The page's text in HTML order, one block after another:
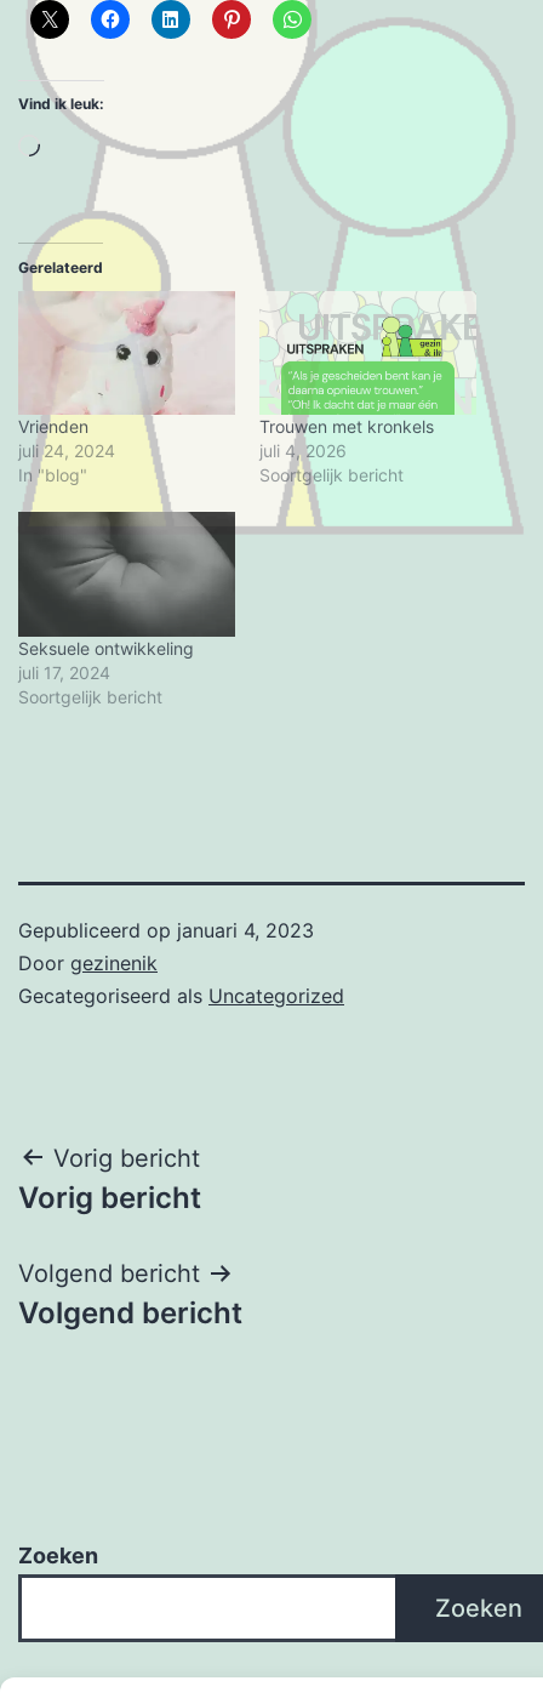
Vind ik leuk:
Aan
laden...
Gerelateerd
Vrienden
juli 24, 2024
In "blog"
Trouwen met kronkels
juli 4, 2026
Soortgelijk bericht
Seksuele ontwikkeling
juli 17, 2024
Soortgelijk bericht
Gepubliceerd op januari 4, 2023
Door gezinenik
Gecategoriseerd als Uncategorized
Bericht
navigatie
Vorig bericht
Vorig bericht
Volgend bericht
Volgend bericht
Zoeken
Zoeken